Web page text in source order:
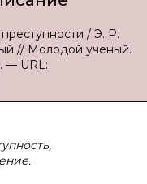
/ Э. Р.
// Молодой ученый.
— URL: